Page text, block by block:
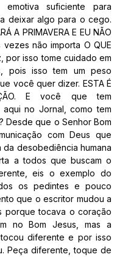
suficiente para
deixar algo para o cego.
A PRIMAVERA E EU NÃO
vezes não importa O QUE
por isso tome cuidado em
pois isso tem um peso
você quer dizer. ESTA É
E você que tem
aqui no Jornal, como tem
Desde que o Senhor Bom
com Deus que
desobediência humana
a todos que buscam o
eis o exemplo do
os pedintes e pouco
que o escritor mudou a
porque tocava o coração
no Bom Jesus, mas a
diferente e por isso
Peça diferente, toque de